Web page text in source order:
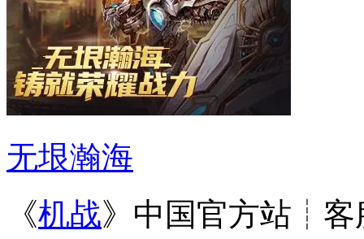
无垠瀚海
《机战》中国官方站┊客